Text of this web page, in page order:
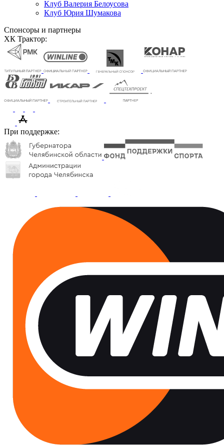
Клуб Валерия Белоусова
Клуб Юрия Шумакова
Спонсоры и партнеры
ХК Трактор:
При поддержке: